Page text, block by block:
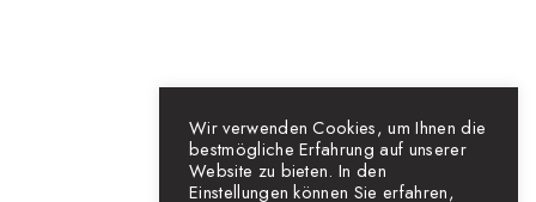
Wir verwenden Cookies, um Ihnen die
bestmögliche Erfahrung auf unserer
Website zu bieten. In den
Einstellungen können Sie erfahren,